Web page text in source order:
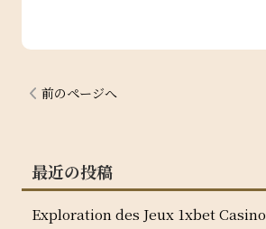
前のページへ
最近の投稿
Exploration des Jeux 1xbet Casino